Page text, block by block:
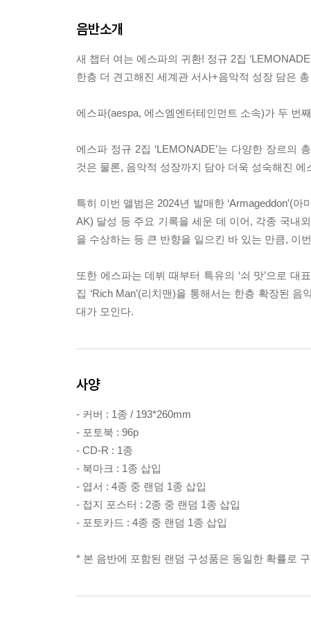
음반소개
새 챕터 여는 에스파의 귀환! 정규 2집
한층 더 견고해진 세계관 서사+음악적 성장 담은
에스파(aespa, 에스엠엔터테인먼트 소속)가 두 번
에스파 정규 2집 ‘LEMONADE’는 다양한 장르의
것은 물론, 음악적 성장까지 담아 더욱 성숙해진 에
특히 이번 앨범은 2024년 발매한 ‘Armageddon’(
AK) 달성 등 주요 기록을 세운 데 이어, 각종 국내
을 수상하는 등 큰 반향을 일으킨 바 있는 만큼, 이
또한 에스파는 데뷔 때부터 특유의 ‘쇠 맛’으로 대
집 ‘Rich Man’(리치맨)을 통해서는 한층 확장된
대가 모인다.
사양
- 커버 : 1종 / 193*260mm
- 포토북 : 96p
- CD-R : 1종
- 북마크 : 1종 삽입
- 엽서 : 4종 중 랜덤 1종 삽입
- 접지 포스터 : 2종 중 랜덤 1종 삽입
- 포토카드 : 4종 중 랜덤 1종 삽입
* 본 음반에 포함된 랜덤 구성품은 동일한 확률로